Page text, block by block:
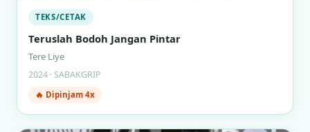
TEKS/CETAK
Teruslah Bodoh Jangan Pintar
Tere Liye
2024 · SABAKGRIP
🔥 Dipinjam 4x